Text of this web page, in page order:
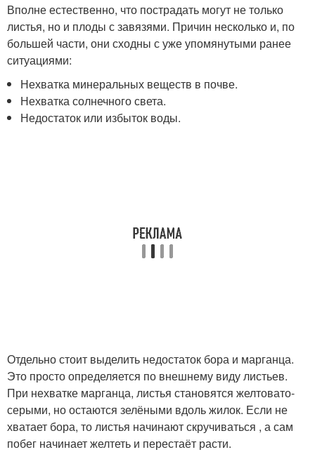
Вполне естественно, что пострадать могут не только
листья, но и плоды с завязями. Причин несколько и, по
большей части, они сходны с уже упомянутыми ранее
ситуациями:
Нехватка минеральных веществ в почве.
Нехватка солнечного света.
Недостаток или избыток воды.
Отдельно стоит выделить недостаток бора и марганца.
Это просто определяется по внешнему виду листьев.
При нехватке марганца, листья становятся желтовато-
серыми, но остаются зелёными вдоль жилок. Если не
хватает бора, то листья начинают скручиваться , а сам
побег начинает желтеть и перестаёт расти.